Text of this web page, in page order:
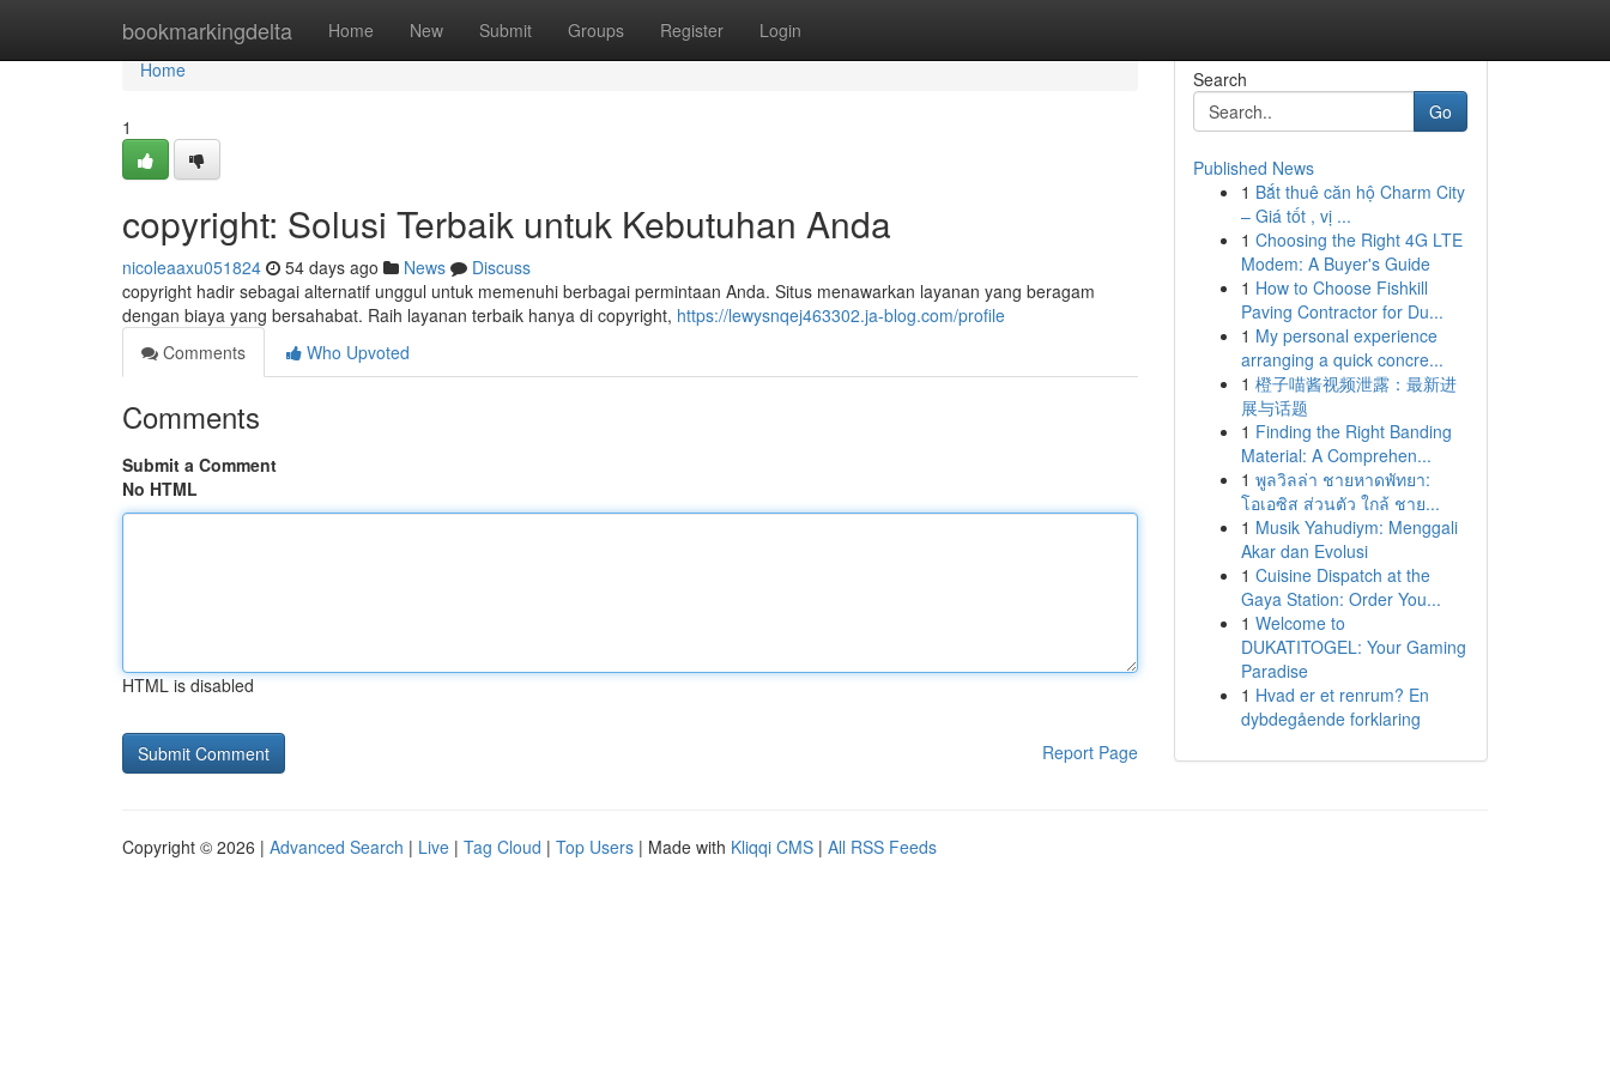
bookmarkingdelta Home New Submit Groups Register Login
Home
Home
1
copyright: Solusi Terbaik untuk Kebutuhan Anda
nicoleaaxu051824 54 days ago News
Discuss
copyright hadir sebagai alternatif unggul untuk memenuhi berbagai permintaan Anda. Situs menawarkan layanan yang beragam
dengan biaya yang bersahabat. Raih layanan terbaik hanya di copyright, https://lewysnqej463302.ja-blog.com/profile
Comments
Who Upvoted
Comments
Submit a Comment
No HTML
HTML is disabled
Report Page
Search
Go
Published News
1 Bắt thuê căn hộ Charm City
– Giá tốt , vị ...
1 Choosing the Right 4G LTE
Modem: A Buyer's Guide
1 How to Choose Fishkill
Paving Contractor for Du...
1 My personal experience
arranging a quick concre...
1 橙子喵酱视频泄露：最新进
展与话题
1 Finding the Right Banding
Material: A Comprehen...
1 พูลวิลล่า ชายหาดพัทยา:
โอเอซิส ส่วนตัว ใกล้ ชาย...
1 Musik Yahudiym: Menggali
Akar dan Evolusi
1 Cuisine Dispatch at the
Gaya Station: Order You...
1 Welcome to
DUKATITOGEL: Your Gaming
Paradise
1 Hvad er et renrum? En
dybdegående forklaring
Copyright © 2026 | Advanced Search | Live | Tag Cloud | Top Users | Made with Kliqqi CMS | All RSS Feeds